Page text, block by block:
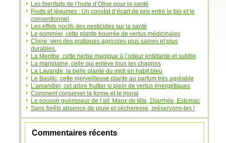
Les bienfaits de l’huile d’Olive pour la santé
Fruits et légumes : Un constat d’écart de prix entre le bio et le
conventionnel
Les effets nocifs des pesticides sur la santé
Le pommier, cette plante bourrée de vertus médicinales
Chine: vers des pratiques agricoles plus saines et plus
durables.
La Menthe, cette herbe magique à l’odeur entètante et subtile
La marjolaine, celle qui enlève tous les chagrins
La Lavande, la belle plante du midi en habit bleu
Le Basilic, cette merveilleuse plante au parfum très agréable
L’amandier, cet arbre fruitier si plein de vertus énergétiques
Comment conserver la forme et le moral
Le pouvoir guérisseur de l’ail: Maux de tête, Diarrhée, Estomac
Sans forêts absence de pluie et sécheresse, préservons-les !
Commentaires récents